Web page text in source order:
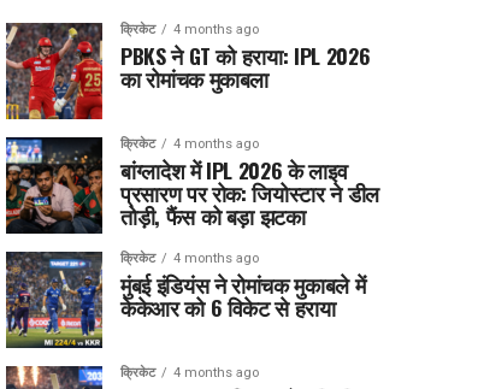
क्रिकेट 4 months ago
PBKS ने GT को हराया: IPL 2026
का रोमांचक मुकाबला
क्रिकेट 4 months ago
बांग्लादेश में IPL 2026 के लाइव
प्रसारण पर रोक: जियोस्टार ने डील
तोड़ी, फैंस को बड़ा झटका
क्रिकेट 4 months ago
मुंबई इंडियंस ने रोमांचक मुकाबले में
केकेआर को 6 विकेट से हराया
क्रिकेट 4 months ago